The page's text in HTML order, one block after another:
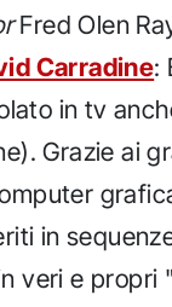
Fred Olen
Carradine:
in tv
Grazie ai
in
veri e propri